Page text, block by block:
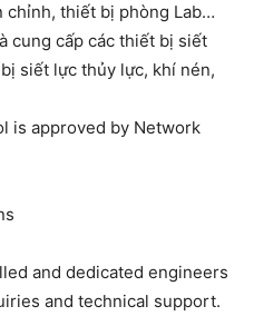
chỉnh, thiết bị phòng Lab…
cung cấp các thiết bị siết
siết lực thủy lực, khí nén,
is approved by Network
and dedicated engineers
and technical support.